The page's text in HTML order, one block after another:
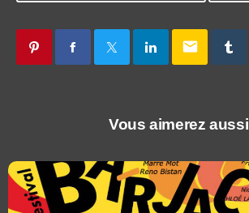
email
Vous aimerez aussi